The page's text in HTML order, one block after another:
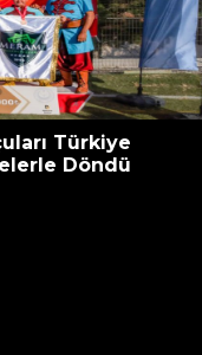
Türkiye
Döndü